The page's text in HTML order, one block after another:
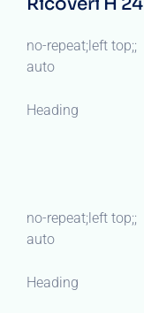
no-repeat;left top;;
auto
Heading
no-repeat;left top;;
auto
Heading